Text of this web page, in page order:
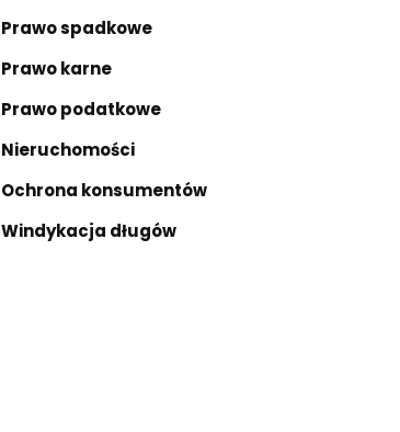
Prawo spadkowe
Prawo karne
Prawo podatkowe
Nieruchomości
Ochrona konsumentów
Windykacja długów